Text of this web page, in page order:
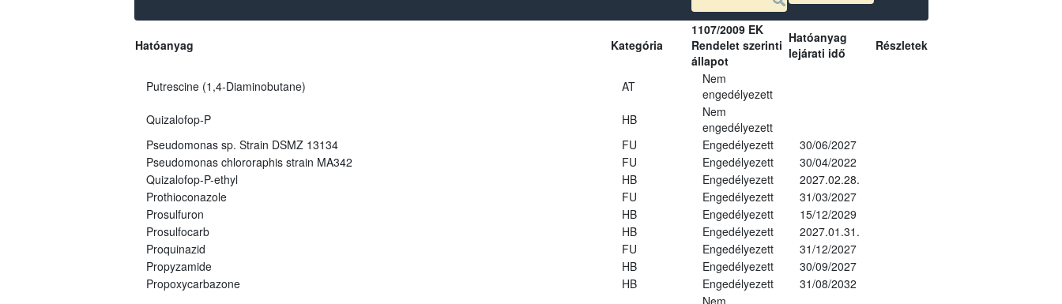
Hatóanyag Kategória
1107/2009 EK
Rendelet szerinti
állapot
Hatóanyag
lejárati idő
Részletek
Putrescine (1,4-Diaminobutane) AT
Nem
engedélyezett
Quizalofop-P
HB
Nem
engedélyezett
Pseudomonas sp. Strain DSMZ 13134
FU Engedélyezett
30/06/2027
Pseudomonas chlororaphis strain MA342
FU Engedélyezett
30/04/2022
Quizalofop-P-ethyl
HB Engedélyezett
2027.02.28.
Prothioconazole
FU Engedélyezett
31/03/2027
Prosulfuron
HB Engedélyezett
15/12/2029
Prosulfocarb
HB Engedélyezett
2027.01.31.
Proquinazid
FU Engedélyezett
31/12/2027
Propyzamide
HB Engedélyezett
30/09/2027
Propoxycarbazone
HB Engedélyezett
31/08/2032
Nem